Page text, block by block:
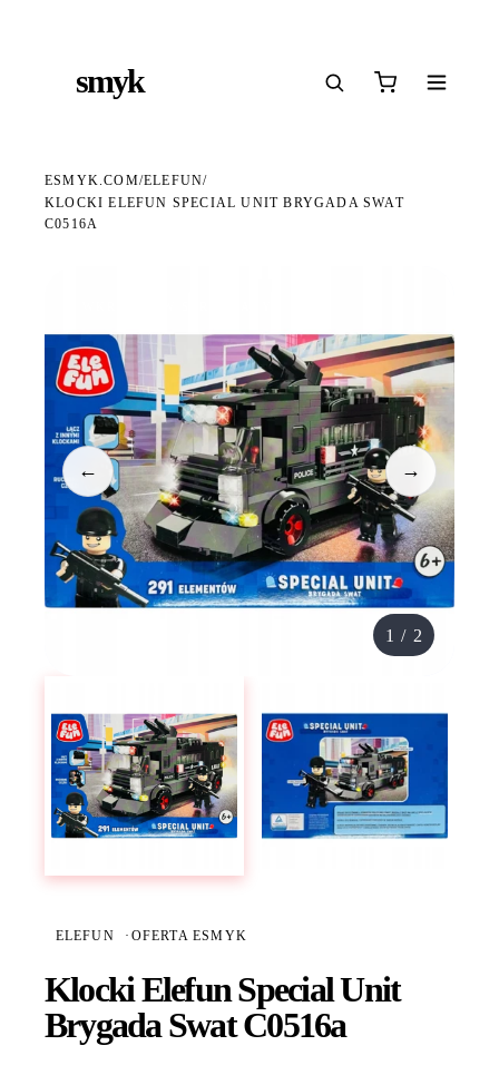
smyk
ESMYK.COM/ELEFUN/
KLOCKI ELEFUN SPECIAL UNIT BRYGADA SWAT
C0516A
← →
1 / 2
ELEFUN · OFERTA ESMYK
Klocki Elefun Special Unit
Brygada Swat C0516a